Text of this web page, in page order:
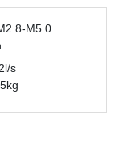
M2.8-M5.0
4in
: 4.2l/s